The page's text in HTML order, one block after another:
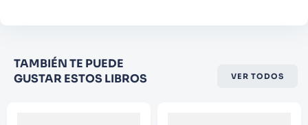
Califique el producto de 1 a 5
estrellas
TAMBIÉN TE PUEDE
GUSTAR ESTOS LIBROS
VER TODOS